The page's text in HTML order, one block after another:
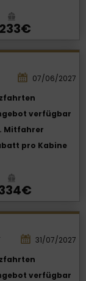
07/06/2027
verfügbar
Mitfahrer
pro Kabine
31/07/2027
verfügbar